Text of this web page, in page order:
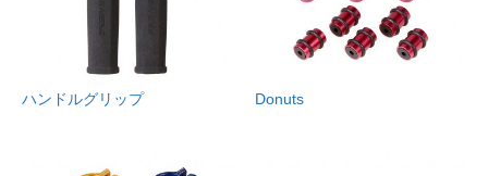
ハンドルグリップ Donuts